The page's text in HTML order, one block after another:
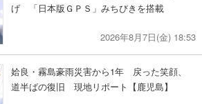
げ 「日本版ＧＰＳ」みちびきを搭載
2026年8月7日(金) 18:53
姶良・霧島豪雨災害から1年 戻った笑顔、
道半ばの復旧 現地リポート【鹿児島】